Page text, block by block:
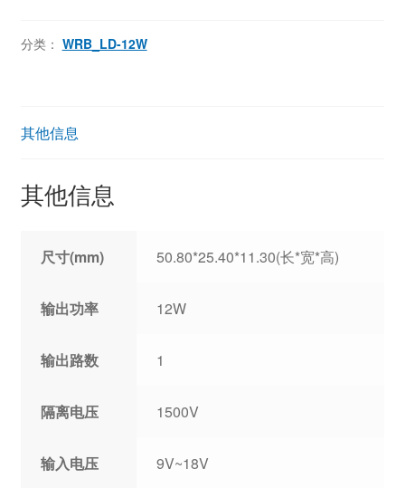
分类： WRB_LD-12W
其他信息
其他信息
尺寸(mm) 50.80*25.40*11.30(长*宽*高)
输出功率 12W
输出路数 1
隔离电压 1500V
输入电压 9V~18V